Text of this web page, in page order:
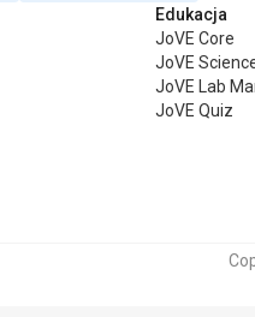
Edukacja
JoVE Core
JoVE
JoVE Lab
JoVE Quiz